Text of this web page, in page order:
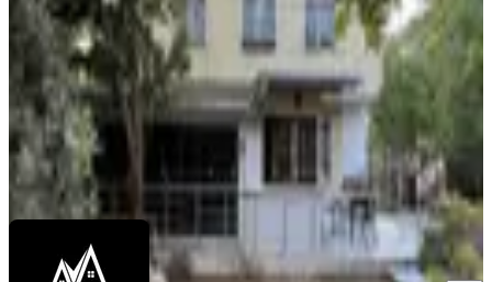
5+2· 180 m² 05.08.2026
8.800.000 ₺
VİSTA YAPI GAYRİMENKUL Özgür Taban
Ara